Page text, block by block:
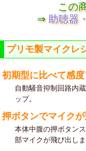
この
⇒ 助聴器
プリモ製マイクレ
初期型に比べて感
自動騒音抑制回路内
ップ。
押ボタンでマイク
本体中腹の押ボタン
部マイクが飛び出しま